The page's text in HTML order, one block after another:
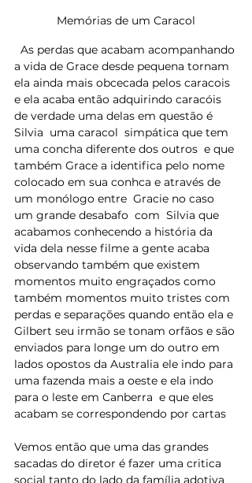
Memórias de um Caracol
a vida de Grace desde pequena tornam
ela ainda mais obcecada pelos caracois
e ela acaba então adquirindo caracóis
de verdade uma delas em questão é
Silvia  uma caracol  simpática que tem
uma concha diferente dos outros  e que
também Grace a identifica pelo nome
colocado em sua conhca e através de
um monólogo entre  Gracie no caso
um grande desabafo  com  Silvia que
acabamos conhecendo a história da
vida dela nesse filme a gente acaba
observando também que existem
momentos muito engraçados como
também momentos muito tristes com
perdas e separações quando então ela e
Gilbert seu irmão se tonam orfãos e são
enviados para longe um do outro em
lados opostos da Australia ele indo para
uma fazenda mais a oeste e ela indo
para o leste em Canberra  e que eles
acabam se correspondendo por cartas
Vemos então que uma das grandes
sacadas do diretor é fazer uma critica
social tanto do lado da família adotiva